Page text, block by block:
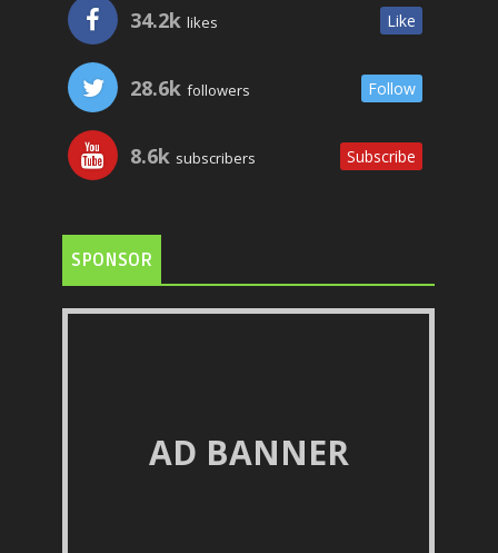
34.2k likes Like
28.6k followers Follow
8.6k subscribers Subscribe
SPONSOR
AD BANNER